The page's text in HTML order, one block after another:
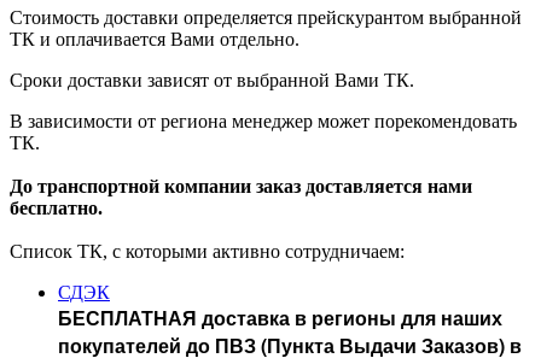
Стоимость доставки определяется прейскурантом выбранной
ТК и оплачивается Вами отдельно.
Сроки доставки зависят от выбранной Вами ТК.
В зависимости от региона менеджер может порекомендовать
ТК.
До транспортной компании заказ доставляется нами
бесплатно.
Список ТК, с которыми активно сотрудничаем:
СДЭК
БЕСПЛАТНАЯ доставка в регионы для наших
покупателей до ПВЗ (Пункта Выдачи Заказов) в